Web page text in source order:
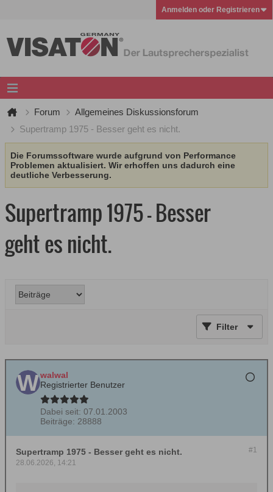
Anmelden oder Registrieren
Forum
Allgemeines Diskussionsforum
Supertramp 1975 - Besser geht es nicht.
Die Forumssoftware wurde aufgrund von Performance
Problemen aktualisiert. Wir erhoffen uns dadurch eine
deutliche Verbesserung.
Supertramp 1975 - Besser
geht es nicht.
Filter
walwal
Registrierter Benutzer
Dabei seit: 07.01.2003
Beiträge: 28888
#1
Supertramp 1975 - Besser geht es nicht.
28.06.2026, 14:21